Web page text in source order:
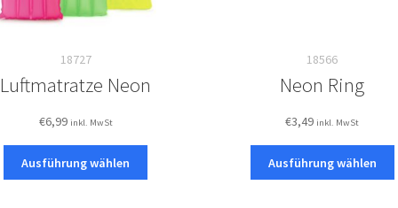
18727
Luftmatratze Neon
€6,99 inkl. MwSt
Ausführung wählen
18566
Neon Ring
€3,49 inkl. MwSt
Ausführung wählen